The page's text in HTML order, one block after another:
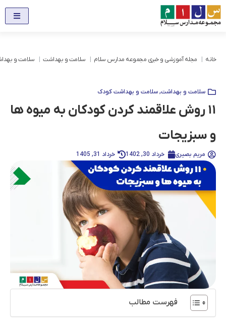
خانه مجله آموزشی و خبری مجموعه مدارس سلام سلامت و بهداشت سلامت و
سلامت و بهداشت,سلامت و بهداشت کودک
۱۱ روش علاقمند کردن کودکان به میوه ها
و سبزیجات
مریم بصیری خرداد 30, 1402 خرداد 31, 1405
فهرست مطالب